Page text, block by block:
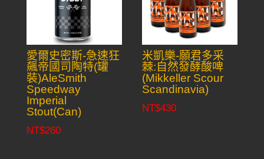
愛爾史密斯-急速狂
飆帝國司陶特(罐
裝)AleSmith
Speedway
Imperial
Stout(Can)
NT$260
米凱樂-願君多采
棘:自然發酵酸啤
(Mikkeller Scour
Scandinavia)
NT$430